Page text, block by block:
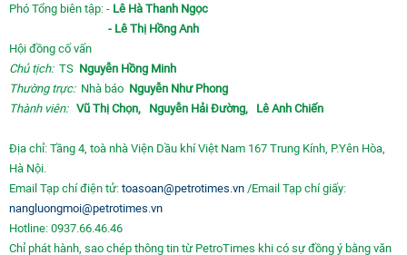
Phó Tổng biên tập: - Lê Hà Thanh Ngọc
- Lê Thị Hồng Anh
Hội đồng cố vấn
Chủ tịch:TS Nguyễn Hồng Minh
Thường trực: Nhà báo Nguyễn Như Phong
Thành viên: Vũ Thị Chọn, Nguyễn Hải Đường, Lê Anh Chiến
Địa chỉ: Tầng 4, toà nhà Viện Dầu khí Việt Nam 167 Trung Kính, P.Yên Hòa,
Hà Nội.
Email Tạp chí điện tử: toasoan@petrotimes.vn /Email Tạp chí giấy:
nangluongmoi@petrotimes.vn
Hotline: 0937.66.46.46
Chỉ phát hành, sao chép thông tin từ PetroTimes khi có sự đồng ý bằng văn